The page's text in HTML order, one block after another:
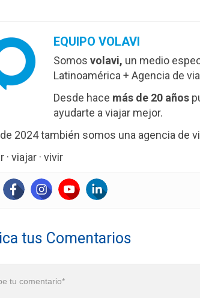
EQUIPO VOLAVI
Somos volavi, un medio
Latinoamérica + Agencia de
Desde hace más de 20 años
ayudarte a viajar mejor.
2024 también somos una agencia de
· viajar · vivir
tus Comentarios